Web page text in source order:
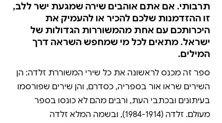
תרבותי. אם אתם אוהבים שירה שמגעת ישר ללב,
זו ההזדמנות שלכם להכיר או להעמיק את
היכרותכם עם אחת מהמשוררות הגדולות של
ישראל. מתאים לכל מי שמחפש השראה דרך
המילים.
ספר זה מכנס לראשונה את כל שירי המשוררת זלדה: הן
השירים שראו אור בספריה, כסדרם, והן שירים שפורסמו
בעיתונים ובכתבי העת, ורבים מהם לא כונסו בספר
מעולם. זלדה (1984-1914), ובשמה המלא זלדה